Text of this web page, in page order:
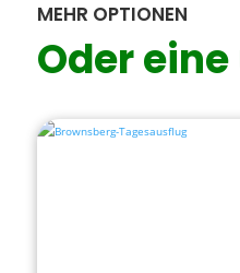
MEHR OPTIONEN
Oder